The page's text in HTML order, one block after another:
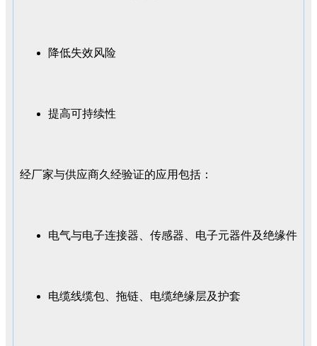
降低失效风险
提高可持续性
经厂家与供应商久经验证的应用包括：
电气与电子连接器、传感器、电子元器件及绝缘件
电缆线缆包、拖链、电缆绝缘层及护套